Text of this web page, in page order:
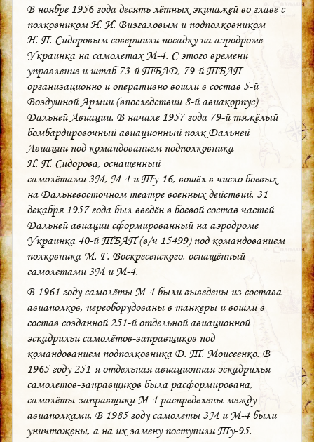
В ноябре 1956 года десять лётных экипажей во главе с
полковником Н. И. Визгаловым и подполковником
Н. П. Сидоровым совершили посадку на аэродроме
Украинка на самолётах М-4. С этого времени
управление и штаб 73-й ТБАД, 79-й ТБАП
организационно и оперативно вошли в состав 5-й
Воздушной Армии (впоследствии 8-й авиакорпус)
Дальней Авиации. В начале 1957 года 79-й тяжёлый
бомбардировочный авиационный полк Дальней
Авиации под командованием подполковника
Н. П. Сидорова, оснащённый
самолётами 3М, М-4 и Ту-16, вошёл в число боевых
на Дальневосточном театре военных действий. 31
декабря 1957 года был введён в боевой состав частей
Дальней авиации сформированный на аэродроме
Украинка 40-й ТБАП (в/ч 15499) под командованием
полковника М. Г. Воскресенского, оснащённый
самолётами 3М и М-4.
В 1961 году самолёты М-4 были выведены из состава
авиаполков, переоборудованы в танкеры и вошли в
состав созданной 251-й отдельной авиационной
эскадрильи самолётов-заправщиков под
командованием подполковника Д. Т. Моисеенко. В
1965 году 251-я отдельная авиационная эскадрилья
самолётов-заправщиков была расформирована,
самолёты-заправщики М-4 распределены между
авиаполками. В 1985 году самолёты 3М и М-4 были
уничтожены, а на их замену поступили Ту-95.